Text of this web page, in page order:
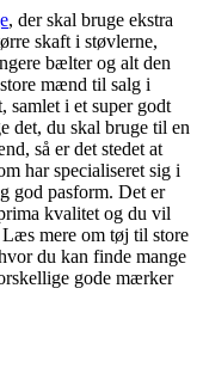
, der skal bruge ekstra
skaft i støvlerne,
bælter og alt den
mænd til salg i
samlet i et super godt
det, du skal bruge til en
så er det stedet at
har specialiseret sig i
god pasform. Det er
kvalitet og du vil
mere om tøj til store
du kan finde mange
gode mærker